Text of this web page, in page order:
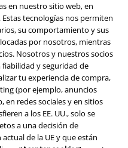
en nuestro sitio web, en
tecnologías nos permiten
su comportamiento y sus
por nosotros, mientras
Nosotros y nuestros socios
y seguridad de
tu experiencia de compra,
(por ejemplo, anuncios
en redes sociales y en sitios
a los EE. UU., solo se
a una decisión de
de la UE y que están
Company